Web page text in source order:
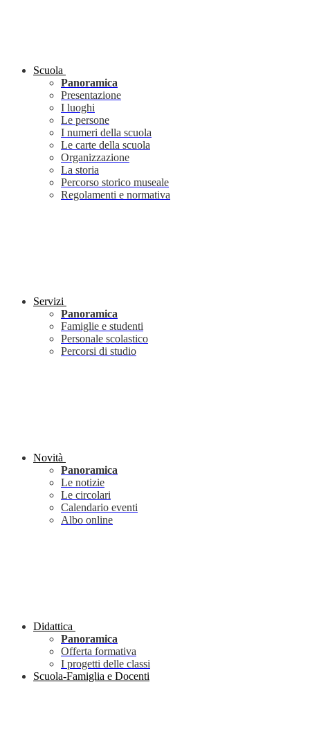
Scuola
Panoramica
Presentazione
I luoghi
Le persone
I numeri della scuola
Le carte della scuola
Organizzazione
La storia
Percorso storico museale
Regolamenti e normativa
Servizi
Panoramica
Famiglie e studenti
Personale scolastico
Percorsi di studio
Novità
Panoramica
Le notizie
Le circolari
Calendario eventi
Albo online
Didattica
Panoramica
Offerta formativa
I progetti delle classi
Scuola-Famiglia e Docenti